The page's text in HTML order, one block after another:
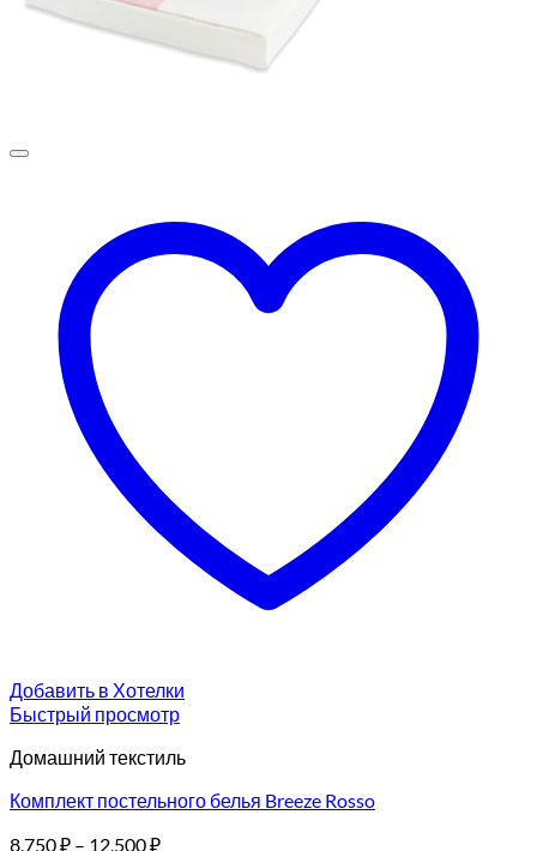
Добавить в Хотелки
Быстрый просмотр
Домашний текстиль
Комплект постельного белья Breeze Rosso
8,750₽ – 12,500₽